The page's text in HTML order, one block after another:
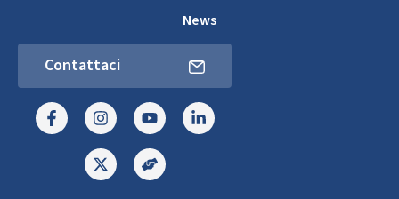
News
Contattaci